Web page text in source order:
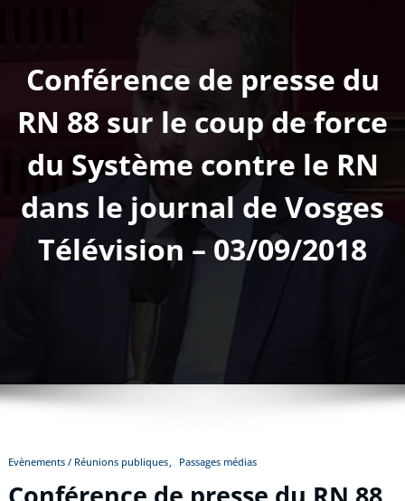
Conférence de presse du
RN 88 sur le coup de force
du Système contre le RN
dans le journal de Vosges
Télévision – 03/09/2018
Evènements / Réunions publiques Passages médias